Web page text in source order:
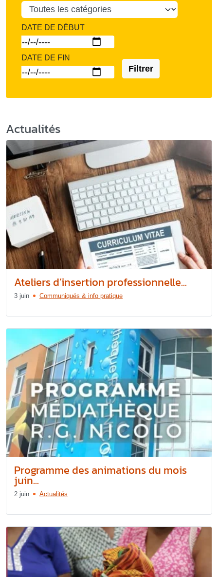
DATE DE DÉBUT
DATE DE FIN
Filtrer
Actualités
Ateliers d’insertion professionnelle...
3 juin Communiqués & info pratique
Programme des animations du mois
juin...
2 juin Actualités